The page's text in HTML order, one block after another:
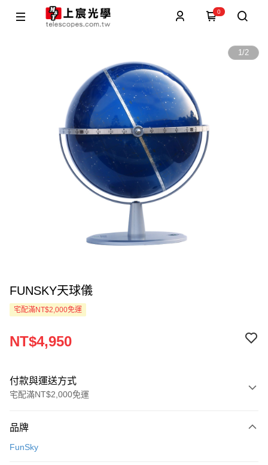
0
1/2
FUNSKY天球儀
宅配滿NT$2,000免運
NT$4,950
付款與運送方式
宅配滿NT$2,000免運
信用卡一次付款
品牌
FunSky